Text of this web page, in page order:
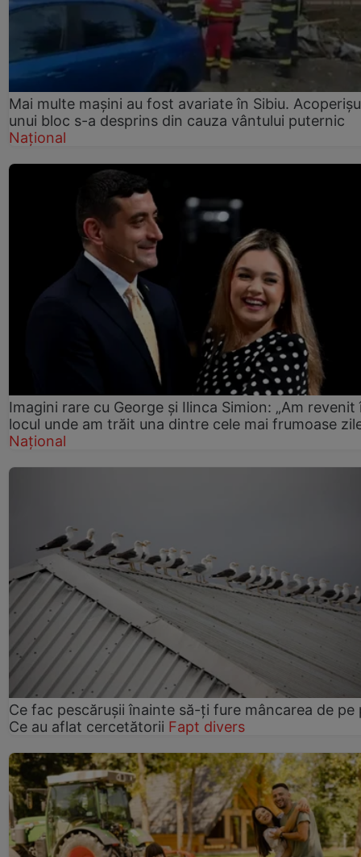
Mai multe mașini au fost avariate în Sibiu.
unui bloc s-a desprins din cauza vântului puternic
Național
Imagini rare cu George și Ilinca Simion: „Am revenit
locul unde am trăit una dintre cele mai frumoase
Național
Ce fac pescărușii înainte să-ți fure mâncarea de pe
Ce au aflat cercetătorii Fapt divers